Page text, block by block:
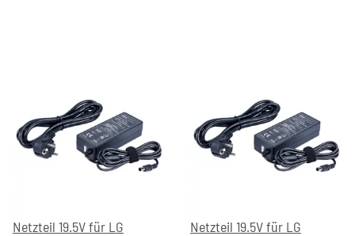
Netzteil 19.5V für LG
Netzteil 19.5V für LG